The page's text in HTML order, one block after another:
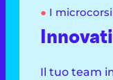
● I
Il tuo team